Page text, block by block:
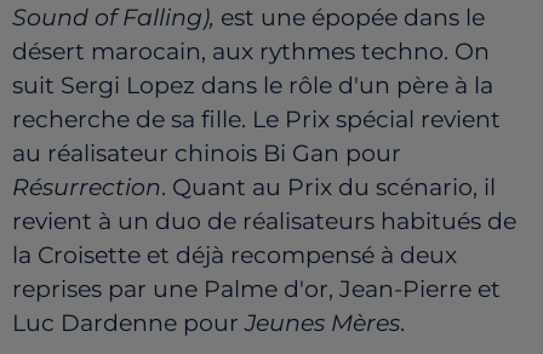
Sound of Falling), est une épopée dans le
désert marocain, aux rythmes techno. On
suit Sergi Lopez dans le rôle d'un père à la
recherche de sa fille. Le Prix spécial revient
au réalisateur chinois Bi Gan pour
Résurrection. Quant au Prix du scénario, il
revient à un duo de réalisateurs habitués de
la Croisette et déjà recompensé à deux
reprises par une Palme d'or, Jean-Pierre et
Luc Dardenne pourJeunes Mères.